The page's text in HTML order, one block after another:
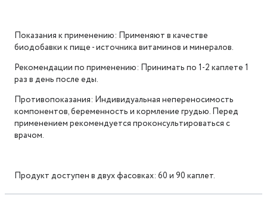
Показания к применению: Применяют в качестве
биодобавки к пище - источника витаминов и минералов.
Рекомендации по применению: Принимать по 1-2 каплете 1
раз в день после еды.
Противопоказания: Индивидуальная непереносимость
компонентов, беременность и кормление грудью. Перед
применением рекомендуется проконсультироваться с
врачом.
Продукт доступен в двух фасовках: 60 и 90 каплет.